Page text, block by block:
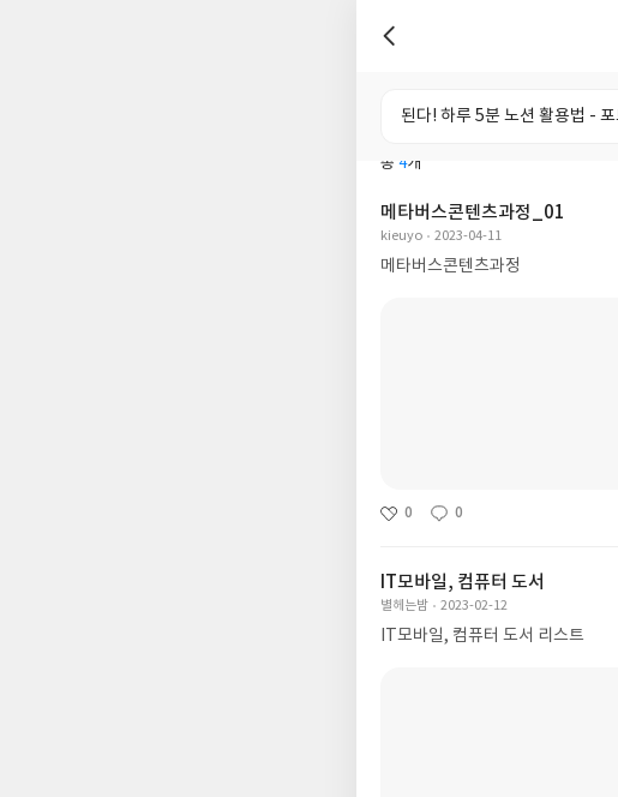
전체 도서 리뷰
총 4개
메타버스콘텐츠과정_01
kieuyo 2023-04-11
메타버스콘텐츠과정
0 0
IT모바일, 컴퓨터 도서
별헤는밤 2023-02-12
IT모바일, 컴퓨터 도서 리스트